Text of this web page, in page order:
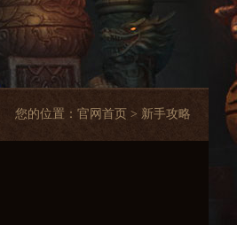
您的位置： 官网首页 > 新手攻略